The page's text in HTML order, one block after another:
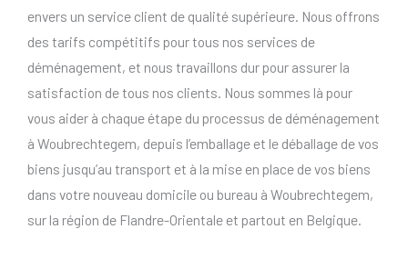
envers un service client de qualité supérieure. Nous offrons
des tarifs compétitifs pour tous nos services de
déménagement, et nous travaillons dur pour assurer la
satisfaction de tous nos clients. Nous sommes là pour
vous aider à chaque étape du processus de déménagement
à Woubrechtegem, depuis l’emballage et le déballage de vos
biens jusqu’au transport et à la mise en place de vos biens
dans votre nouveau domicile ou bureau à Woubrechtegem,
sur la région de Flandre-Orientale et partout en Belgique.